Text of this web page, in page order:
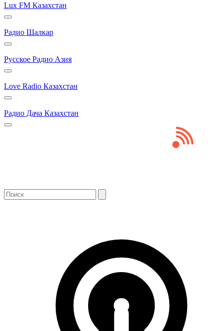
Lux FM Казахстан
Радио Шалкар
Русское Радио Азия
Love Radio Казахстан
Радио Дача Казахстан